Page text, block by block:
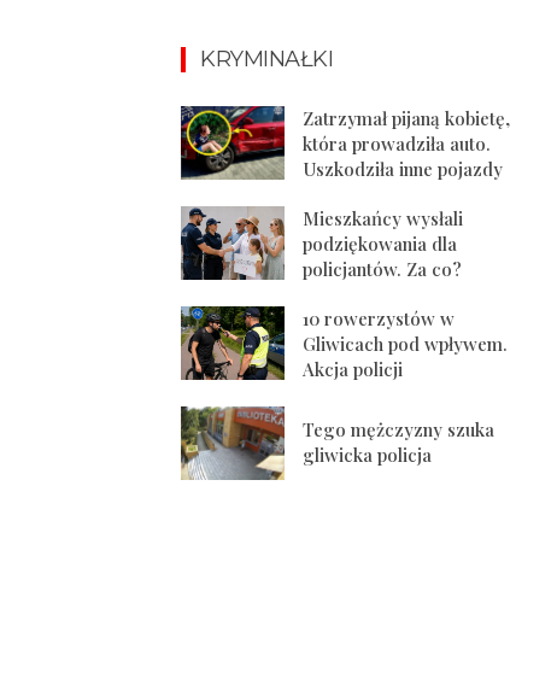
KRYMINAŁKI
Zatrzymał pijaną kobietę,
która prowadziła auto.
Uszkodziła inne pojazdy
Mieszkańcy wysłali
podziękowania dla
policjantów. Za co?
10 rowerzystów w
Gliwicach pod wpływem.
Akcja policji
Tego mężczyzny szuka
gliwicka policja